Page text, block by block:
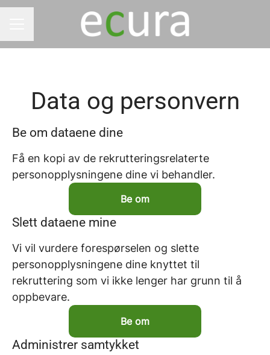
Data og personvern
Be om dataene dine
Få en kopi av de rekrutteringsrelaterte
personopplysningene dine vi behandler.
Be om
Slett dataene mine
Vi vil vurdere forespørselen og slette
personopplysningene dine knyttet til
rekruttering som vi ikke lenger har grunn til å
oppbevare.
Be om
Administrer samtykket